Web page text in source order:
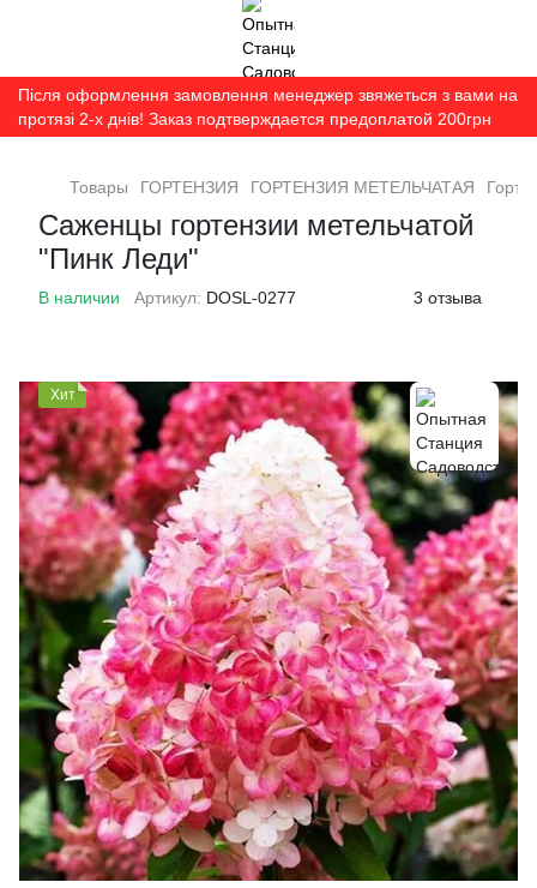
Після оформлення замовлення менеджер звяжеться з вами на
протязі 2-х днів! Заказ подтверждается предоплатой 200грн
Товары ГОРТЕНЗИЯ ГОРТЕНЗИЯ МЕТЕЛЬЧАТАЯ
Саженцы гортензии метельчатой
"Пинк Леди"
В наличии Артикул: DOSL-0277 3 отзыва
Хит